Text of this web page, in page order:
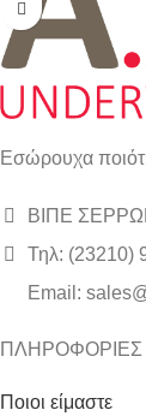
Εσώρουχα
ΒΙΠΕ
Τηλ: (23210)
Email:
ΠΛΗΡΟΦΟΡΙΕΣ
Ποιοι είμαστε